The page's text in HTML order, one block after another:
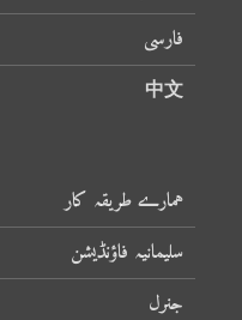
فارسی
中文
ہمارے طریقہ کار
سلیمانیہ فاؤنڈیشن
جنرل